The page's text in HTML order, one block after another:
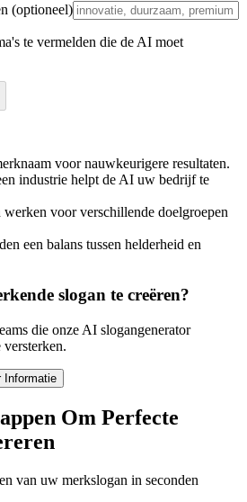
(optioneel)
te vermelden die de AI moet
voor nauwkeurigere resultaten.
industrie helpt de AI uw bedrijf te
voor verschillende doelgroepen
een balans tussen helderheid en
slogan te creëren?
die onze AI slogangenerator
Informatie
Om Perfecte
van uw merkslogan in seconden